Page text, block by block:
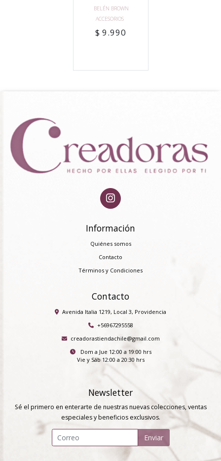
BELÉN BROWN
ACCESORIOS
$ 9.990
Información
Quiénes somos
Contacto
Términos y Condiciones
Contacto
Avenida Italia 1219, Local 3, Providencia
+56967295558
creadorastiendachile@gmail.com
Dom a Jue 12:00 a 19:00 hrs
Vie y Sáb 12:00 a 20:30 hrs
Newsletter
Sé el primero en enterarte de nuestras nuevas colecciones, ventas
especiales y beneficios exclusivos.
Enviar